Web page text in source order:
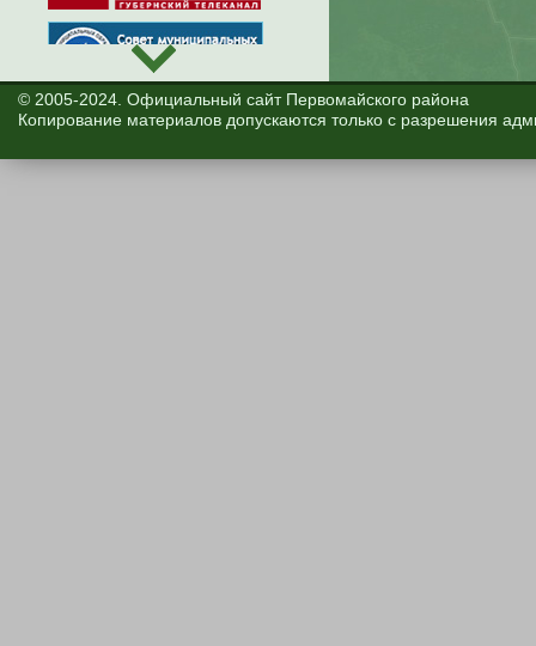
© 2005-2024. Официальный сайт Первомайского района
Копирование материалов допускаются только с разрешения